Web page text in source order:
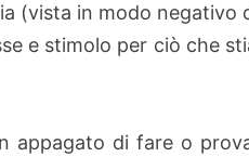
(vista in modo negativo
e stimolo per ciò che
appagato di fare o